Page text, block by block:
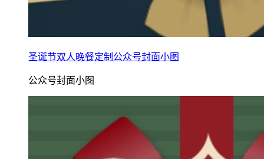
圣诞节双人晚餐定制公众号封面小图
公众号封面小图